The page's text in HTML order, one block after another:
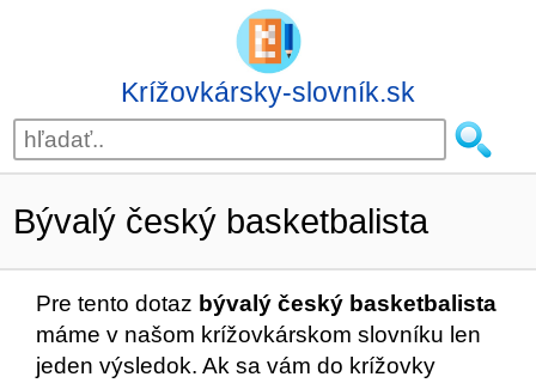
Krížovkársky-slovník.sk
Bývalý český basketbalista
Pre tento dotaz bývalý český basketbalista
máme v našom krížovkárskom slovníku len
jeden výsledok. Ak sa vám do krížovky